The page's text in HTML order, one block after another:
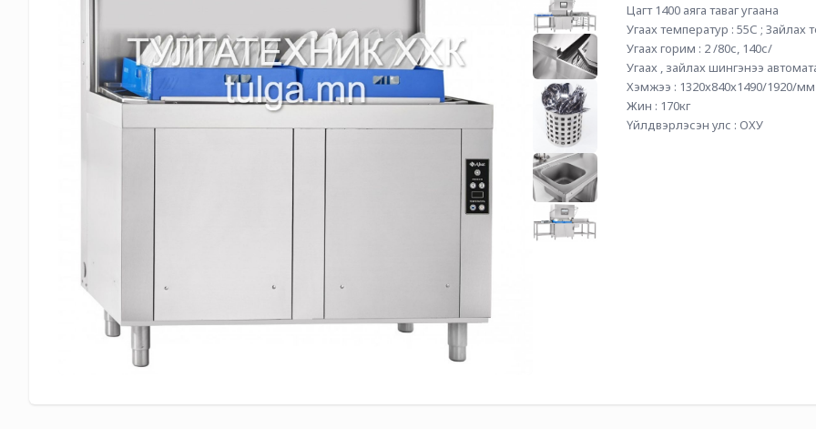
Цагт 1400 аяга таваг угаана
Угаах температур : 55С ; Зайлах
Угаах горим : 2 /80с, 140с/
Угаах , зайлах шингэнээ
Хэмжээ : 1320х840х1490/1920/мм
Жин : 170кг
Үйлдвэрлэсэн улс : ОХУ